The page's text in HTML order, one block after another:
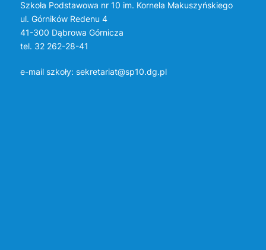
Szkoła Podstawowa nr 10 im. Kornela Makuszyńskiego
ul. Górników Redenu 4
41-300 Dąbrowa Górnicza
tel. 32 262-28-41
e-mail szkoły: sekretariat@sp10.dg.pl